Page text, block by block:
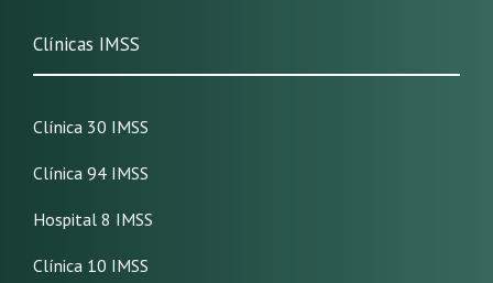
Clínicas IMSS
Clínica 30 IMSS
Clínica 94 IMSS
Hospital 8 IMSS
Clínica 10 IMSS